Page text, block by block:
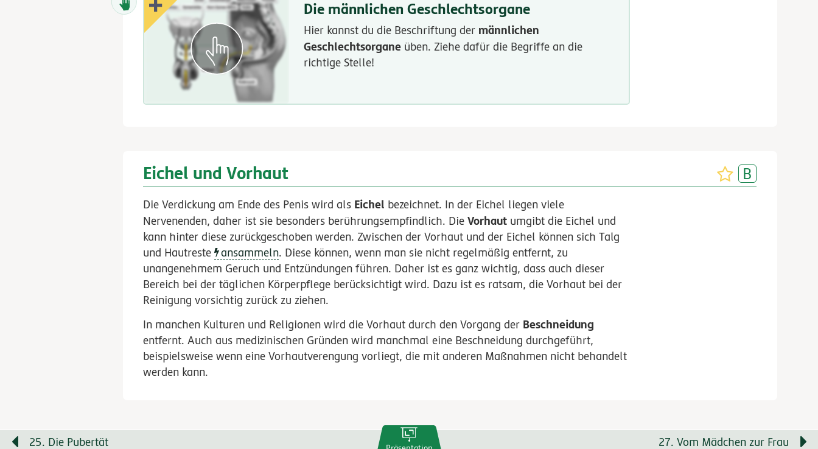
Die männlichen Geschlechtsorgane
Hier kannst du die Beschriftung der männlichen
Geschlechtsorgane üben. Ziehe dafür die Begriffe an die
richtige Stelle!
Eichel und Vorhaut
Die Verdickung am Ende des Penis wird als Eichel bezeichnet. In der Eichel liegen viele
Nervenenden, daher ist sie besonders berührungsempfindlich. DieVorhaut umgibt die Eichel und
kann hinter diese zurückgeschoben werden. Zwischen der Vorhaut und der Eichel können sich Talg
und Hautreste ansammeln. Diese können, wenn man sie nicht regelmäßig entfernt, zu
unangenehmem Geruch und Entzündungen führen. Daher ist es ganz wichtig, dass auch dieser
Bereich bei der täglichen Körperpflege berücksichtigt wird. Dazu ist es ratsam, die Vorhaut bei der
Reinigung vorsichtig zurück zu ziehen.
In manchen Kulturen und Religionen wird die Vorhaut durch den Vorgang der Beschneidung
entfernt. Auch aus medizinischen Gründen wird manchmal eine Beschneidung durchgeführt,
beispielsweise wenn eine Vorhautverengung vorliegt, die mit anderen Maßnahmen nicht behandelt
werden kann.
25. Die Pubertät 27. Vom Mädchen zur Frau